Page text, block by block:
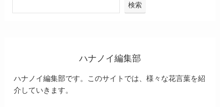
検索
ハナノイ編集部
ハナノイ編集部です。このサイトでは、様々な花言葉を紹
介していきます。